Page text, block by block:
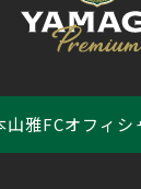
山雅FCオフィシ